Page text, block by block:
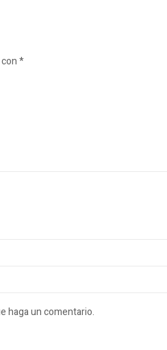
*
haga un comentario.